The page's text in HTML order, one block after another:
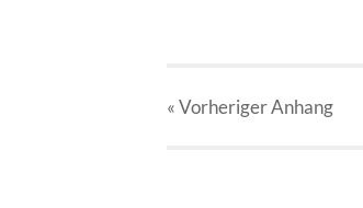
« VorherigerAnhang